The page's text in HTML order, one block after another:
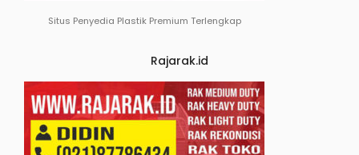
Situs Penyedia Plastik Premium Terlengkap
Rajarak.id